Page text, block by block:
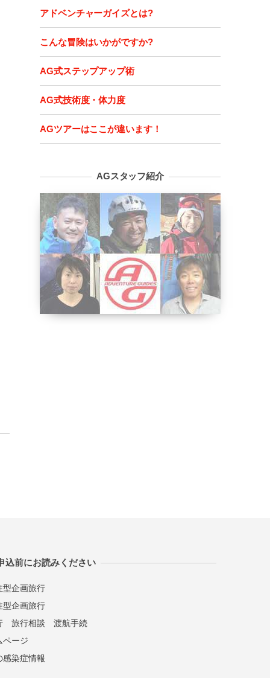
アドベンチャーガイズとは?
こんな冒険はいかがですか?
AG式ステップアップ術
AG式技術度・体力度
AGツアーはここが違います！
AGスタッフ紹介
込前にお読みください
型企画旅行
型企画旅行
旅行相談
渡航手続
ページ
感染症情報